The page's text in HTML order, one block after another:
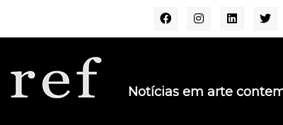
Notícias em arte